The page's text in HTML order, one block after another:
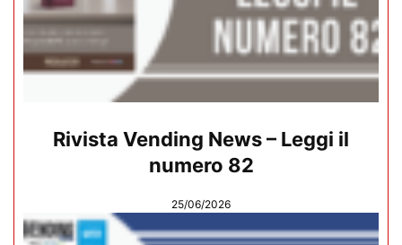
Rivista Vending News – Leggi il
numero 82
25/06/2026